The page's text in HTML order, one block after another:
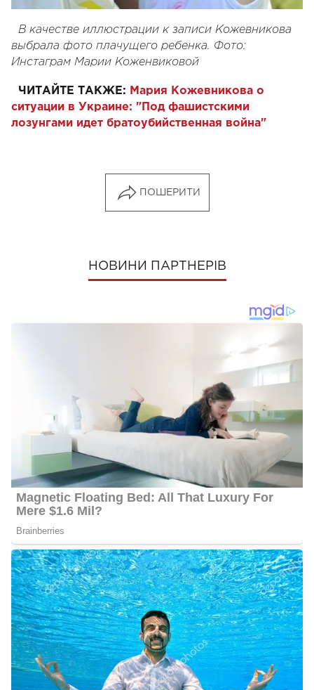
В качестве иллюстрации к записи Кожевникова
выбрала фото плачущего ребенка. Фото:
Инстаграм Марии Коженвиковой
ЧИТАЙТЕ ТАКЖЕ: Мария Кожевникова о
ситуации в Украине: "Под фашистскими
лозунгами идет братоубийственная война"
ПОШЕРИТИ
НОВИНИ ПАРТНЕРІВ